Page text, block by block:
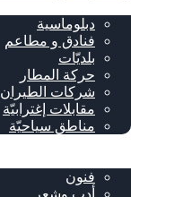
دبلوماسية
فنادق و مطاعم
بلديّات
حركة المطار
شركات الطيران
مقابلات إغترابيّة
مناطق سياحيّة
فنون
أدب وشعر